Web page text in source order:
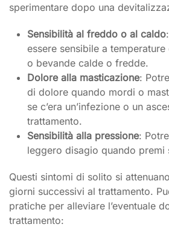
sperimentare dopo una
Sensibilità al freddo o al caldo
essere sensibile a
o bevande calde o fredde.
Dolore alla masticazione:
di dolore quando mordi o
se c’era un’infezione o un
trattamento.
Sensibilità alla pressione:
leggero disagio quando premi
Questi sintomi di solito si
giorni successivi al trattamento.
pratiche per alleviare l’eventuale
trattamento: